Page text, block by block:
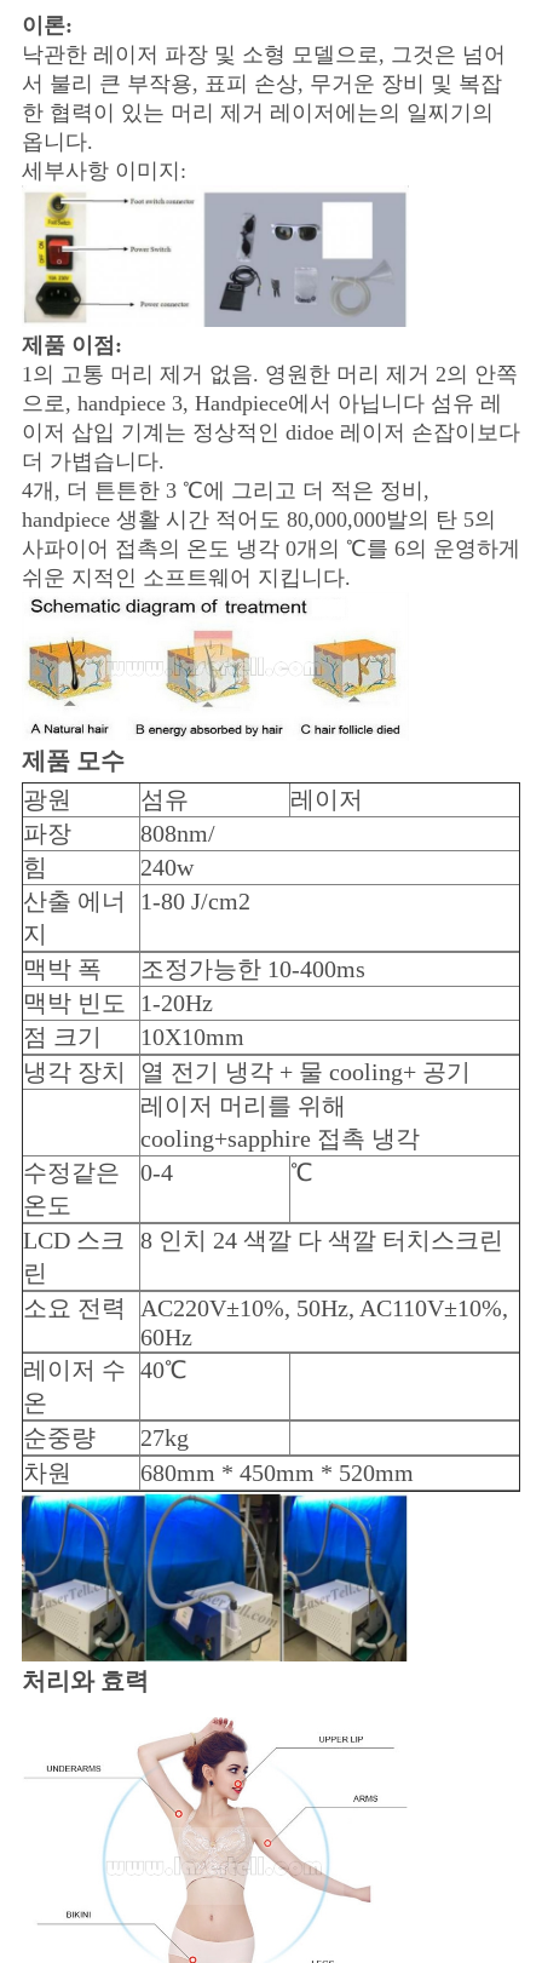
이론:
낙관한 레이저 파장 및 소형 모델으로, 그것은 넘어
서 불리 큰 부작용, 표피 손상, 무거운 장비 및 복잡
한 협력이 있는 머리 제거 레이저에는의 일찌기의
옵니다.
세부사항 이미지:
제품 이점:
1의 고통 머리 제거 없음. 영원한 머리 제거 2의 안쪽
으로, handpiece 3, Handpiece에서 아닙니다 섬유 레
이저 삽입 기계는 정상적인 didoe 레이저 손잡이보다
더 가볍습니다.
4개, 더 튼튼한 3 ℃에 그리고 더 적은 정비,
handpiece 생활 시간 적어도 80,000,000발의 탄 5의
사파이어 접촉의 온도 냉각 0개의 ℃를 6의 운영하게
쉬운 지적인 소프트웨어 지킵니다.
제품 모수
광원
섬유
레이저
파장
808nm/
힘
240w
산출 에너
지
1-80 J/cm2
맥박 폭
조정가능한 10-400ms
맥박 빈도
1-20Hz
점 크기
10X10mm
냉각 장치
열 전기 냉각 + 물 cooling+ 공기
레이저 머리를 위해
cooling+sapphire 접촉 냉각
수정같은
온도
0-4 ℃
LCD 스크
린
8 인치 24 색깔 다 색깔 터치스크린
소요 전력
AC220V±10%, 50Hz, AC110V±10%,
60Hz
레이저 수
온
40℃
순중량
27kg
차원
680mm * 450mm * 520mm
처리와 효력